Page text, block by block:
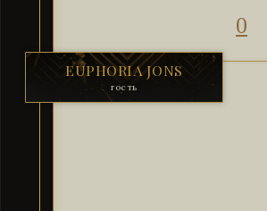
0
EUPHORIA JONS
гость